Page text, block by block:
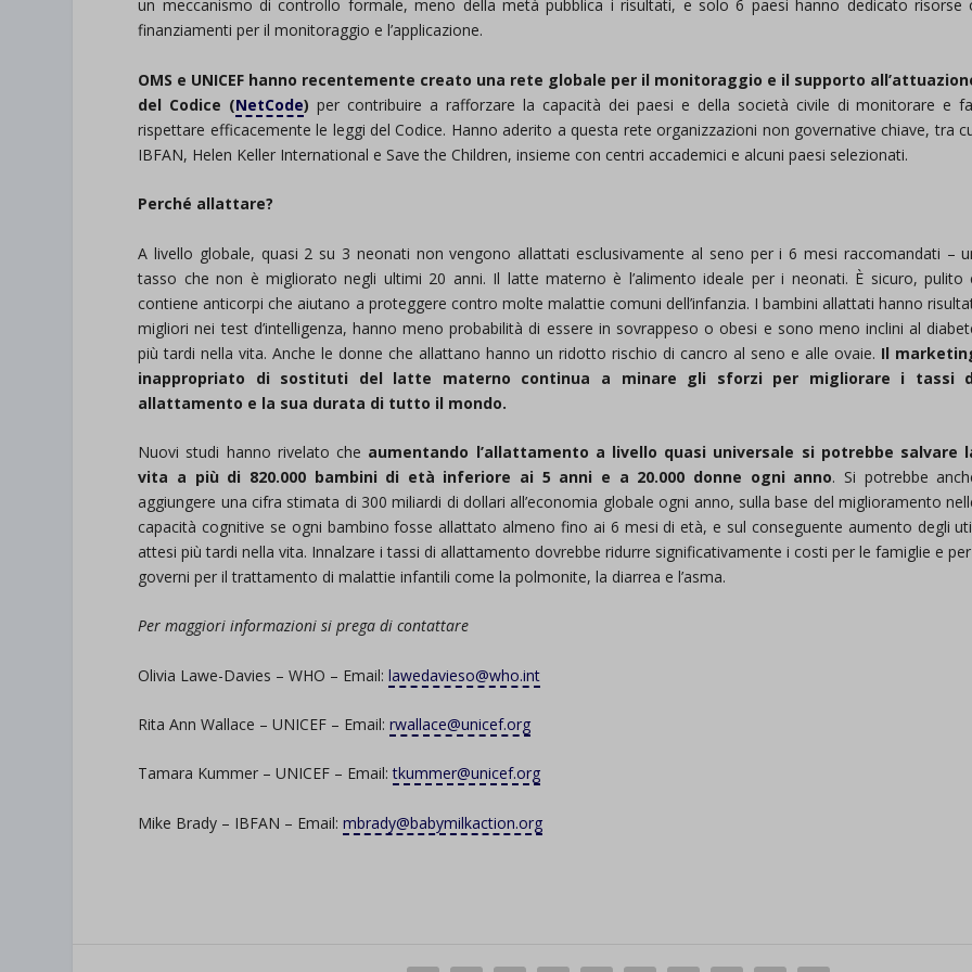
un meccanismo di controllo formale, meno della metà pubblica i risultati, e solo 6 paesi hanno dedicato risorse
finanziamenti per il monitoraggio e l’applicazione.
OMS e UNICEF hanno recentemente creato una rete globale per il monitoraggio e il supporto
del Codice (NetCode) per contribuire a rafforzare la capacità dei paesi e della società civile di monitorare e
rispettare efficacemente le leggi del Codice. Hanno aderito a questa rete organizzazioni non governative chiave, tra
IBFAN, Helen Keller International e Save the Children, insieme con centri accademici e alcuni paesi selezionati.
Perché allattare?
A livello globale, quasi 2 su 3 neonati non vengono allattati esclusivamente al seno per i 6 mesi raccomandati –
tasso che non è migliorato negli ultimi 20 anni. Il latte materno è l’alimento ideale per i neonati. È sicuro, pulito
contiene anticorpi che aiutano a proteggere contro molte malattie comuni dell’infanzia. I bambini allattati hanno
migliori nei test d’intelligenza, hanno meno probabilità di essere in sovrappeso o obesi e sono meno inclini al
più tardi nella vita. Anche le donne che allattano hanno un ridotto rischio di cancro al seno e alle ovaie. Il
inappropriato di sostituti del latte materno continua a minare gli sforzi per migliorare i tassi
allattamento e la sua durata di tutto il mondo.
Nuovi studi hanno rivelato che aumentando l’allattamento a livello quasi universale si potrebbe salvare
vita a più di 820.000 bambini di età inferiore ai 5 anni e a 20.000 donne ogni anno. Si potrebbe
aggiungere una cifra stimata di 300 miliardi di dollari all’economia globale ogni anno, sulla base del miglioramento
capacità cognitive se ogni bambino fosse allattato almeno fino ai 6 mesi di età, e sul conseguente aumento degli
attesi più tardi nella vita. Innalzare i tassi di allattamento dovrebbe ridurre significativamente i costi per le famiglie e
governi per il trattamento di malattie infantili come la polmonite, la diarrea e l’asma.
Per maggiori informazioni si prega di contattare
Olivia Lawe-Davies – WHO – Email:lawedavieso@who.int
Rita Ann Wallace – UNICEF – Email:rwallace@unicef.org
Tamara Kummer – UNICEF – Email:tkummer@unicef.org
Mike Brady – IBFAN – Email:mbrady@babymilkaction.org
et-saved-post*